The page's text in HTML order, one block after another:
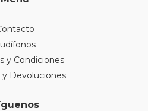
y Condiciones
y Devoluciones